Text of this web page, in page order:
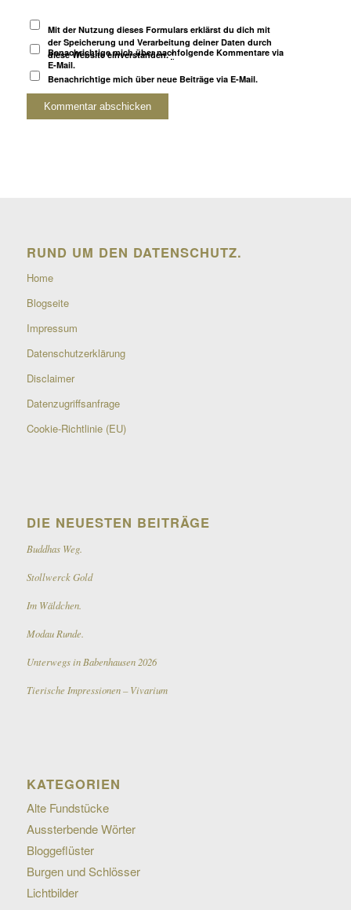
Mit der Nutzung dieses Formulars erklärst du dich mit
der Speicherung und Verarbeitung deiner Daten durch
diese Website einverstanden.*
Benachrichtige mich über nachfolgende Kommentare via
E-Mail.
Benachrichtige mich über neue Beiträge via E-Mail.
RUND UM DEN DATENSCHUTZ.
Home
Blogseite
Impressum
Datenschutzerklärung
Disclaimer
Datenzugriffsanfrage
Cookie-Richtlinie (EU)
DIE NEUESTEN BEITRÄGE
Buddhas Weg.
Stollwerck Gold
Im Wäldchen.
Modau Runde.
Unterwegs in Babenhausen 2026
Tierische Impressionen – Vivarium
KATEGORIEN
Alte Fundstücke
Aussterbende Wörter
Bloggeflüster
Burgen und Schlösser
Lichtbilder